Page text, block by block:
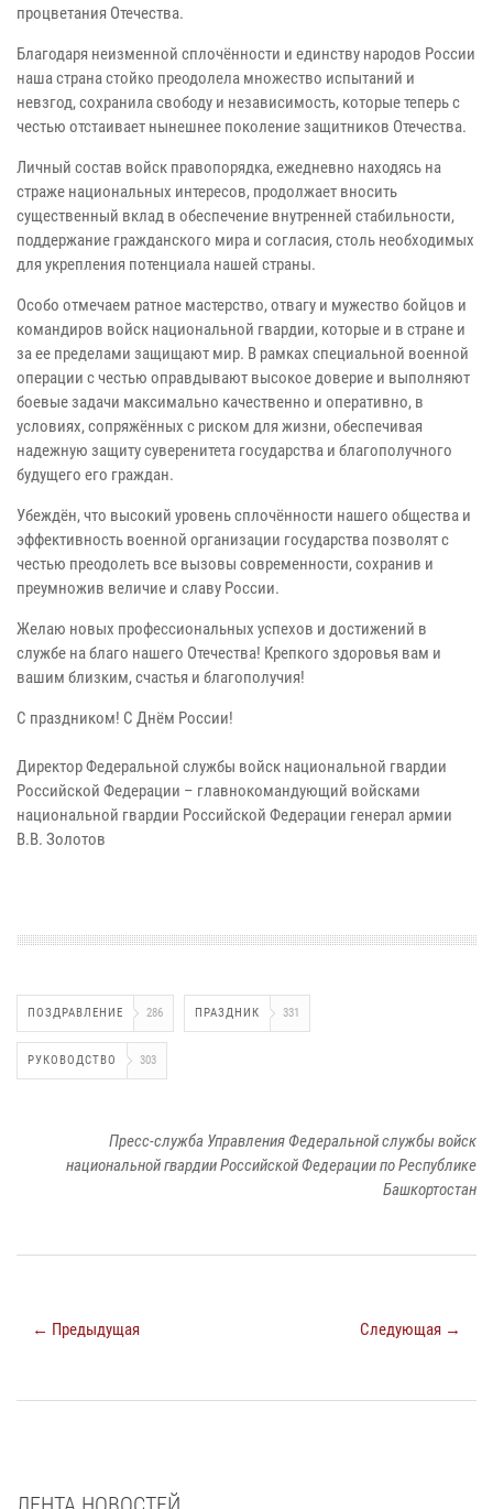
процветания Отечества.
Благодаря неизменной сплочённости и единству народов России
наша страна стойко преодолела множество испытаний и
невзгод, сохранила свободу и независимость, которые теперь с
честью отстаивает нынешнее поколение защитников Отечества.
Личный состав войск правопорядка, ежедневно находясь на
страже национальных интересов, продолжает вносить
существенный вклад в обеспечение внутренней стабильности,
поддержание гражданского мира и согласия, столь необходимых
для укрепления потенциала нашей страны.
Особо отмечаем ратное мастерство, отвагу и мужество бойцов и
командиров войск национальной гвардии, которые и в стране и
за ее пределами защищают мир. В рамках специальной военной
операции с честью оправдывают высокое доверие и выполняют
боевые задачи максимально качественно и оперативно, в
условиях, сопряжённых с риском для жизни, обеспечивая
надежную защиту суверенитета государства и благополучного
будущего его граждан.
Убеждён, что высокий уровень сплочённости нашего общества и
эффективность военной организации государства позволят с
честью преодолеть все вызовы современности, сохранив и
преумножив величие и славу России.
Желаю новых профессиональных успехов и достижений в
службе на благо нашего Отечества! Крепкого здоровья вам и
вашим близким, счастья и благополучия!
С праздником! С Днём России!
Директор Федеральной службы войск национальной гвардии
Российской Федерации – главнокомандующий войсками
национальной гвардии Российской Федерации генерал армии
В.В. Золотов
ПОЗДРАВЛЕНИЕ 286 ПРАЗДНИК 331
РУКОВОДСТВО 303
Пресс-служба Управления Федеральной службы войск
национальной гвардии Российской Федерации по Республике
Башкортостан
← Предыдущая Следующая →